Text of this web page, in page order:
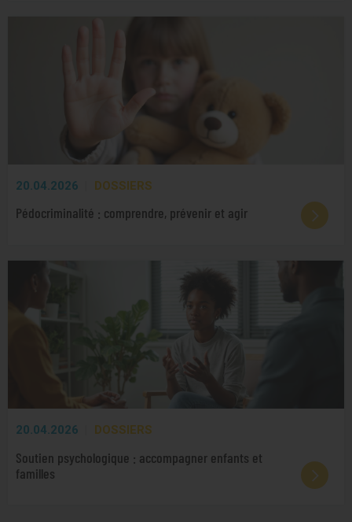
20.04.2026 DOSSIERS
Pédocriminalité : comprendre, prévenir et agir
20.04.2026 DOSSIERS
Soutien psychologique : accompagner enfants et
familles